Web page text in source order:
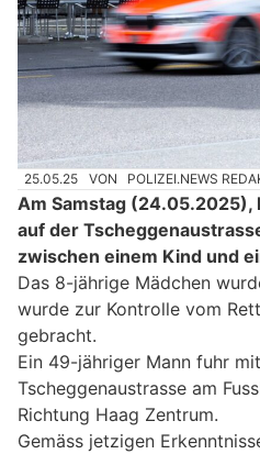
25.05.25 VON POLIZEI.NEWS
Am Samstag (24.05.2025),
auf der
zwischen einem Kind und
Das 8-jährige Mädchen
wurde zur Kontrolle vom
gebracht.
Ein 49-jähriger Mann fuhr
Tscheggenaustrasse am
Richtung Haag Zentrum.
Gemäss jetzigen